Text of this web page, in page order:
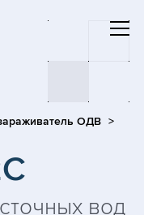
ОДВ
вод